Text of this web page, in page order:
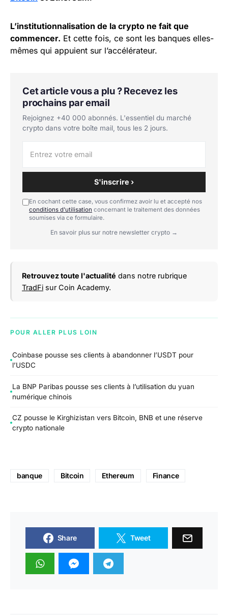
L’institutionnalisation de la crypto ne fait que
commencer. Et cette fois, ce sont les banques elles-
mêmes qui appuient sur l’accélérateur.
Cet article vous a plu ? Recevez les
prochains par email
Rejoignez +40 000 abonnés. L'essentiel du marché
crypto dans votre boîte mail, tous les 2 jours.
S'inscrire ›
En cochant cette case, vous confirmez avoir lu et accepté nos
conditions d'utilisation concernant le traitement des données
soumises via ce formulaire.
En savoir plus sur notre newsletter crypto →
Retrouvez toute l'actualité dans notre rubrique
TradFi sur Coin Academy.
POUR ALLER PLUS LOIN
Coinbase pousse ses clients à abandonner l’USDT pour
l’USDC
La BNP Paribas pousse ses clients à l’utilisation du yuan
numérique chinois
CZ pousse le Kirghizistan vers Bitcoin, BNB et une réserve
crypto nationale
banque Bitcoin Ethereum Finance
Share Tweet